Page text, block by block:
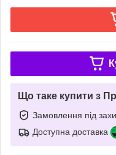
Що таке купити з
Замовлення під
Доступна доставка